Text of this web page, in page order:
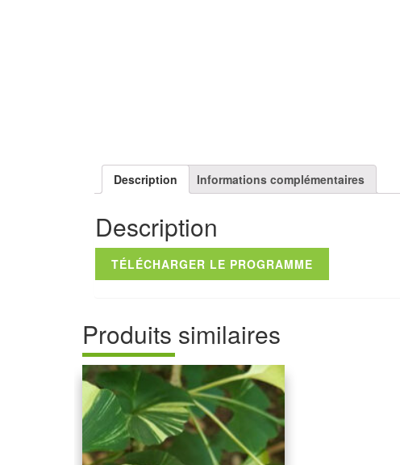
Description Informations complémentaires
Description
TÉLÉCHARGER LE PROGRAMME
Produits similaires